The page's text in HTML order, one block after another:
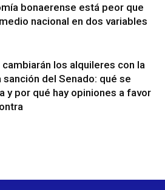
bonaerense está peor que
nacional en dos variables
cambiarán los alquileres con la
sanción del Senado: qué se
y por qué hay opiniones a favor